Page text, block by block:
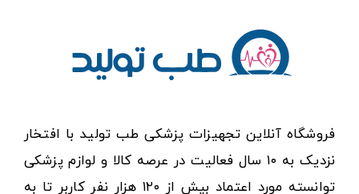
فروشگاه آنلاین تجهیزات پزشکی طب تولید با افتخار
نزدیک به ۱۰ سال فعالیت در عرصه کالا و لوازم پزشکی
توانسته مورد اعتماد بیش از ۱۲۰ هزار نفر کاربر تا به